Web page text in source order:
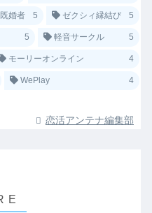
既婚者 5 ゼクシィ縁結び 5
5 軽音サークル 5
モーリーオンライン 4
WePlay 4
恋活アンテナ編集部